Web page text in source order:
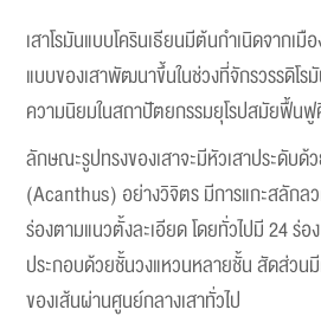
เสาโรมันแบบโครินเธียนมีต้นกำเนิดจากเมื
แบบของเสาพัฒนาขึ้นในช่วงที่จักรวรรดิโร
ความนิยมในสถาปัตยกรรมยุโรปสมัยฟื้น
ลักษณะรูปทรงของเสาจะมีหัวเสาประดับด้
(Acanthus) อย่างวิจิตร มีการแกะสลักล
ร่องตามแนวตั้งละเอียด โดยทั่วไปมี 24 ร่
ประกอบด้วยชั้นวงแหวนหลายชั้น สัดส่วน
ของเส้นผ่านศูนย์กลางเสาทั่วไป